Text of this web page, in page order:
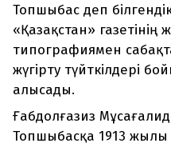
Топшыбас деп
«Қазақстан»
типографиямен
жүгірту түйткілдері
алысады.
Ғабдолғазиз
Топшыбасқа 1913 жылы